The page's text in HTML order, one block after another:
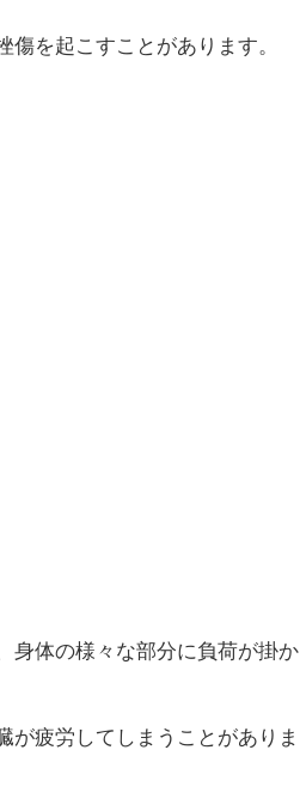
を起こすことがあります。
身体の様々な部分に負荷が掛か
が疲労してしまうことがありま